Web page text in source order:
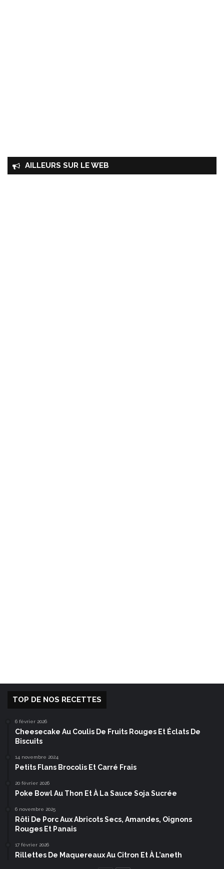
AILLEURS SUR LE WEB
TOP DE NOS RECETTES
6 février 2026
Cheesecake Au Coulis De Fruits Rouges Et Éclats De
Biscuits
14 novembre 2024
Petits Flans Brocolis Et Carré Frais
20 février 2026
Poke Bowl Au Thon Et À La Sauce Soja Sucrée
6 novembre 2025
Rôti De Porc Aux Abricots Secs, Amandes, Oignons
Rouges Et Panais
17 février 2026
Rillettes De Maquereaux Au Citron Et À L’aneth